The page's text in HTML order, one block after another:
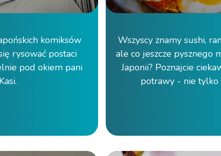
komiksów
rysować postaci
pod okiem pani
Kasi.
Wszyscy znamy sushi,
ale co jeszcze pysznego
Japonii? Poznajcie
potrawy - nie tylko